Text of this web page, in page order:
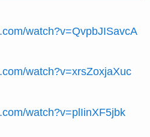
watch?v=QvpbJISavcA
watch?v=xrsZoxjaXuc
watch?v=plIinXF5jbk